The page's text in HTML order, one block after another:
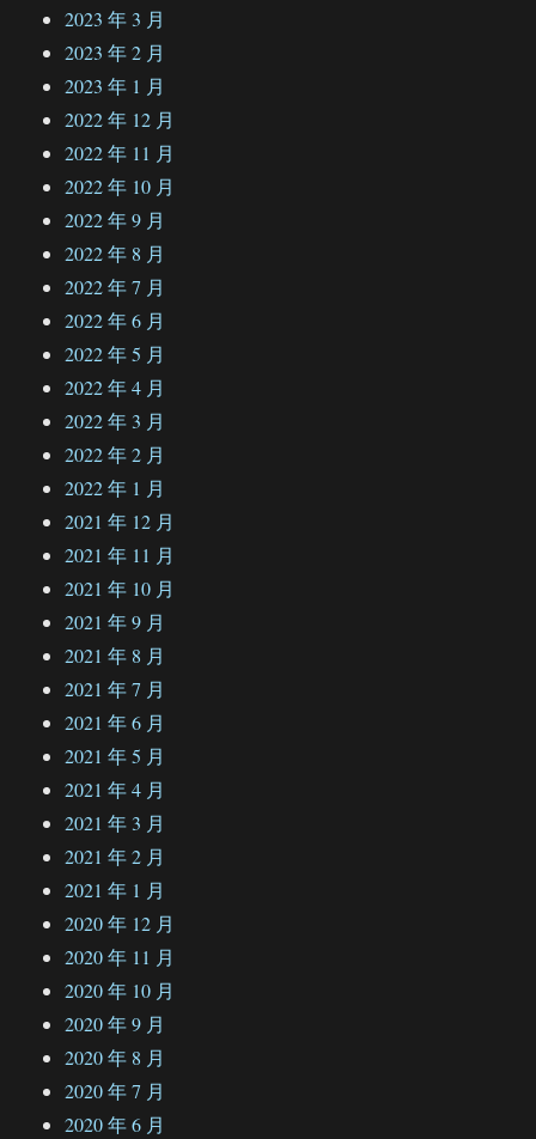
2023 年 3 月
2023 年 2 月
2023 年 1 月
2022 年 12 月
2022 年 11 月
2022 年 10 月
2022 年 9 月
2022 年 8 月
2022 年 7 月
2022 年 6 月
2022 年 5 月
2022 年 4 月
2022 年 3 月
2022 年 2 月
2022 年 1 月
2021 年 12 月
2021 年 11 月
2021 年 10 月
2021 年 9 月
2021 年 8 月
2021 年 7 月
2021 年 6 月
2021 年 5 月
2021 年 4 月
2021 年 3 月
2021 年 2 月
2021 年 1 月
2020 年 12 月
2020 年 11 月
2020 年 10 月
2020 年 9 月
2020 年 8 月
2020 年 7 月
2020 年 6 月